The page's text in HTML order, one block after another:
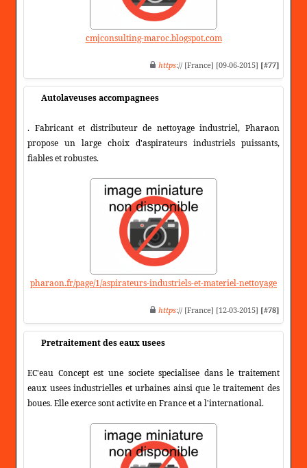
cmjconsulting-maroc.blogspot.com
https:// [France] [09-06-2015] [#77]
Autolaveuses accompagnees
. Fabricant et distributeur de nettoyage industriel, Pharaon
propose un large choix d'aspirateurs industriels puissants,
fiables et robustes.
pharaon.fr/page/1/aspirateurs-industriels-et-materiel-nettoyage
https:// [France] [12-03-2015] [#78]
Pretraitement des eaux usees
EC'eau Concept est une societe specialisee dans le traitement
eaux usees industrielles et urbaines ainsi que le traitement des
boues. Elle exerce sont activite en France et a l'international.